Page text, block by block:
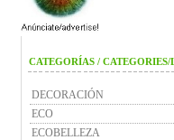
CATEGORÍAS / CATEGORIES/
DECORACIÓN
ECO
ECOBELLEZA